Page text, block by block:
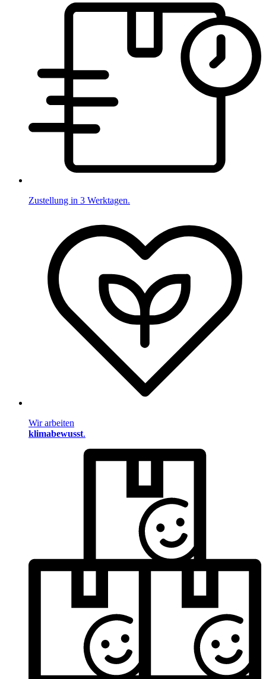
Zustellung in 3 Werktagen.
Wir arbeiten
klimabewusst.